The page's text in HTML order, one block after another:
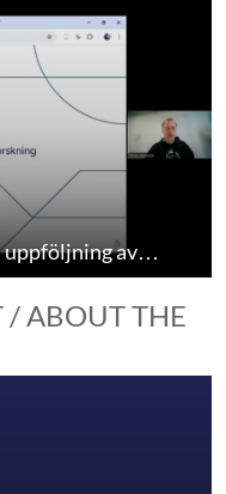
uppföljning av…
/ ABOUT THE